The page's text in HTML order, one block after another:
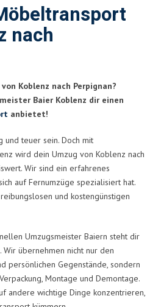
nach
Koblenz nach Perpignan?
Baier Koblenz dir einen
anbietet!
und teuer sein. Doch mit
wird dein Umzug von Koblenz nach
Wir sind ein erfahrenes
auf Fernumzüge spezialisiert hat.
und kostengünstigen
Umzugsmeister Baiern steht dir
übernehmen nicht nur den
persönlichen Gegenstände, sondern
Montage und Demontage.
andere wichtige Dinge konzentrieren,